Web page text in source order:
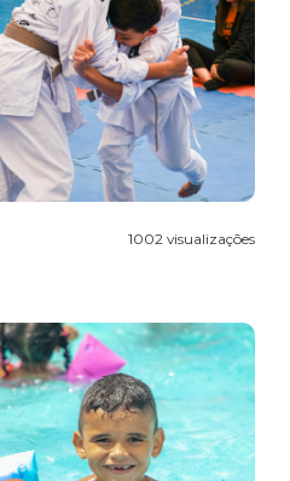
1002 visualizações